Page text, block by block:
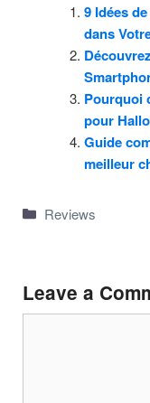
9 Idées
dans
Pourquoi
pour
Guide
meilleur
Categories
Reviews
Leave a